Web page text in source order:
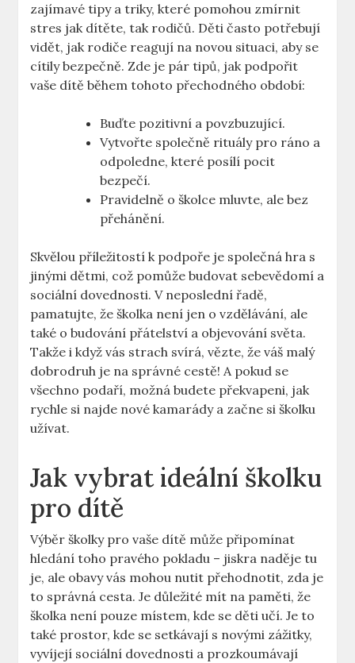
zajímavé tipy a triky, které pomohou zmírnit
stres jak dítěte, tak rodičů. Děti často potřebují
vidět, jak rodiče reagují na novou situaci, aby se
cítily bezpečně. Zde je pár tipů, jak podpořit
vaše dítě během tohoto přechodného období:
Buďte pozitivní a povzbuzující.
Vytvořte společně rituály pro ráno a
odpoledne, které posílí pocit
bezpečí.
Pravidelně o školce mluvte, ale bez
přehánění.
Skvělou příležitostí k podpoře je společná hra s
jinými dětmi, což pomůže budovat sebevědomí a
sociální dovednosti. V neposlední řadě,
pamatujte, že školka není jen o vzdělávání, ale
také o budování přátelství a objevování světa.
Takže i když vás strach svírá, vězte, že váš malý
dobrodruh je na správné cestě! A pokud se
všechno podaří, možná budete překvapeni, jak
rychle si najde nové kamarády a začne si školku
užívat.
Jak vybrat ideální školku
pro dítě
Výběr školky pro vaše dítě může připomínat
hledání toho pravého pokladu – jiskra naděje tu
je, ale obavy vás mohou nutit přehodnotit, zda je
to správná cesta. Je důležité mít na paměti, že
školka není pouze místem, kde se děti učí. Je to
také prostor, kde se setkávají s novými zážitky,
vyvíjejí sociální dovednosti a prozkoumávají